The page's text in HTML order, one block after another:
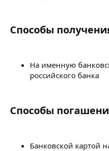
Способы
На именную
российского банка
Способы
Банковской картой